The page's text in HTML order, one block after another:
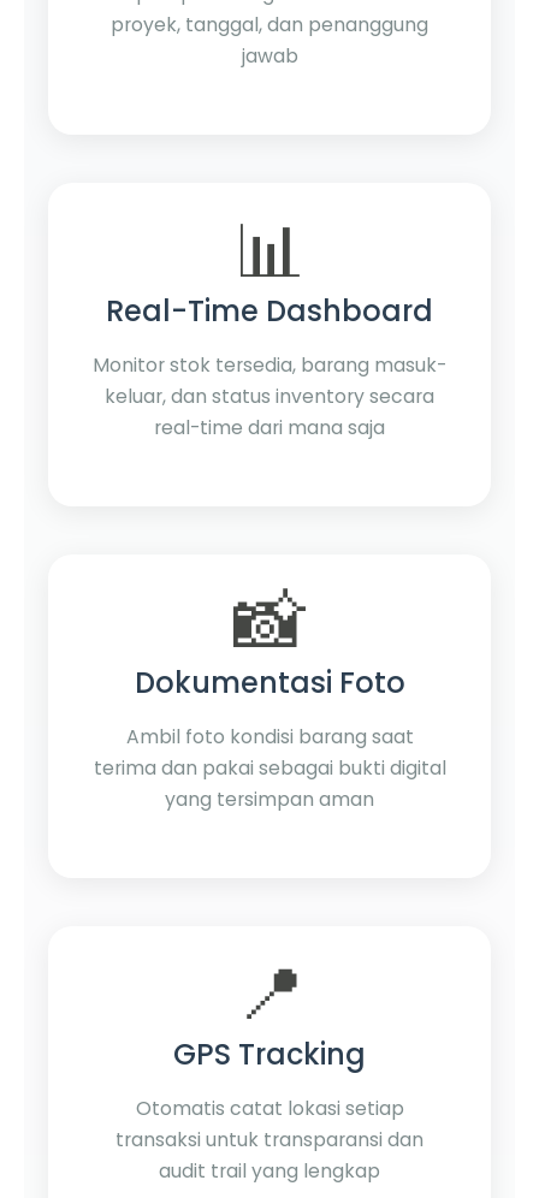
proyek, tanggal, dan penanggung
jawab
📊
Real-Time Dashboard
Monitor stok tersedia, barang masuk-
keluar, dan status inventory secara
real-time dari mana saja
📸
Dokumentasi Foto
Ambil foto kondisi barang saat
terima dan pakai sebagai bukti digital
yang tersimpan aman
📍
GPS Tracking
Otomatis catat lokasi setiap
transaksi untuk transparansi dan
audit trail yang lengkap